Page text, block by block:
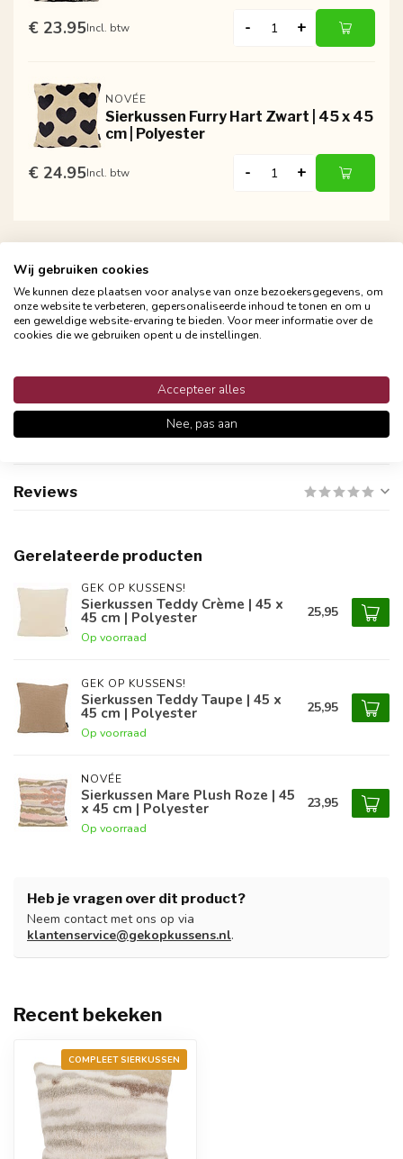
€ 23.95Incl. btw - +
NOVÉE
Sierkussen Furry Hart Zwart | 45 x 45
cm | Polyester
€ 24.95Incl. btw - +
Gratis verzending vanaf €24,95
Reviews
Gerelateerde producten
GEK OP KUSSENS!
Sierkussen Teddy Crème | 45 x
45 cm | Polyester
Op voorraad
25,95
GEK OP KUSSENS!
Sierkussen Teddy Taupe | 45 x
45 cm | Polyester
Op voorraad
25,95
NOVÉE
Sierkussen Mare Plush Roze | 45
x 45 cm | Polyester
Op voorraad
23,95
Heb je vragen over dit product?
Neem contact met ons op via
klantenservice@gekopkussens.nl.
Recent bekeken
COMPLEET SIERKUSSEN
Wij gebruiken cookies
We kunnen deze plaatsen voor analyse van onze bezoekersgegevens, om
onze website te verbeteren, gepersonaliseerde inhoud te tonen en om u
een geweldige website-ervaring te bieden. Voor meer informatie over de
cookies die we gebruiken opent u de instellingen.
Accepteer alles
Nee, pas aan